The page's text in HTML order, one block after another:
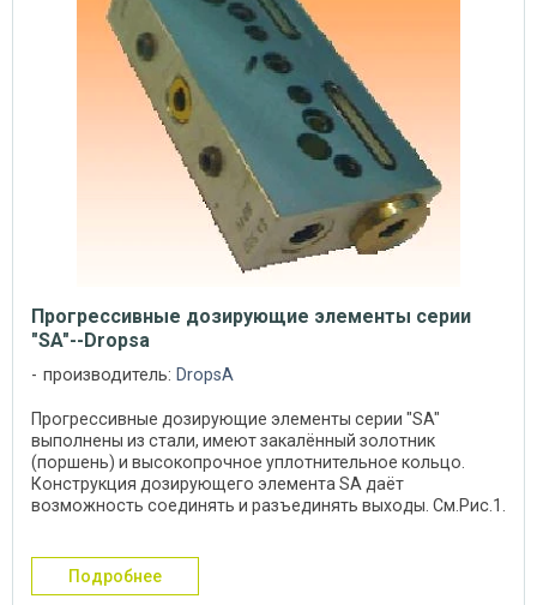
Прогрессивные дозирующие элементы серии
"SA"--Dropsa
производитель: DropsA
Прогрессивные дозирующие элементы серии "SA"
выполнены из стали, имеют закалённый золотник
(поршень) и высокопрочное уплотнительное кольцо.
Конструкция дозирующего элемента SA даёт
возможность соединять и разъединять выходы. См.Рис.1.
подробнее